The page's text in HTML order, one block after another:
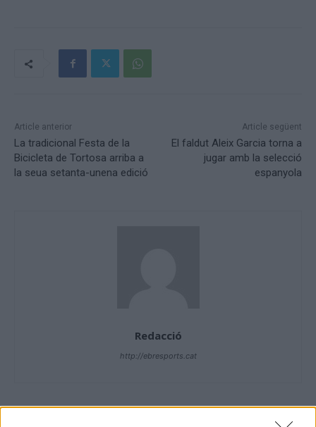
Article anterior
La tradicional Festa de la
Bicicleta de Tortosa arriba a
la seua setanta-unena edició
Article següent
El faldut Aleix Garcia torna a
jugar amb la selecció
espanyola
Redacció
http://ebresports.cat